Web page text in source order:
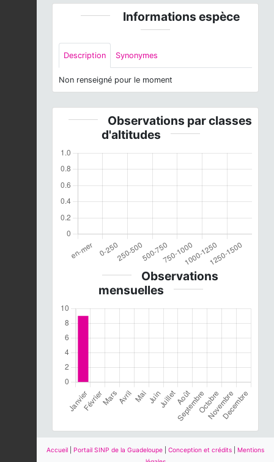
Informations espèce
Description Synonymes
Non renseigné pour le moment
Observations par classes
d'altitudes
Observations
mensuelles
Accueil Portail SINP de la Guadeloupe Conception et crédits
Mentions